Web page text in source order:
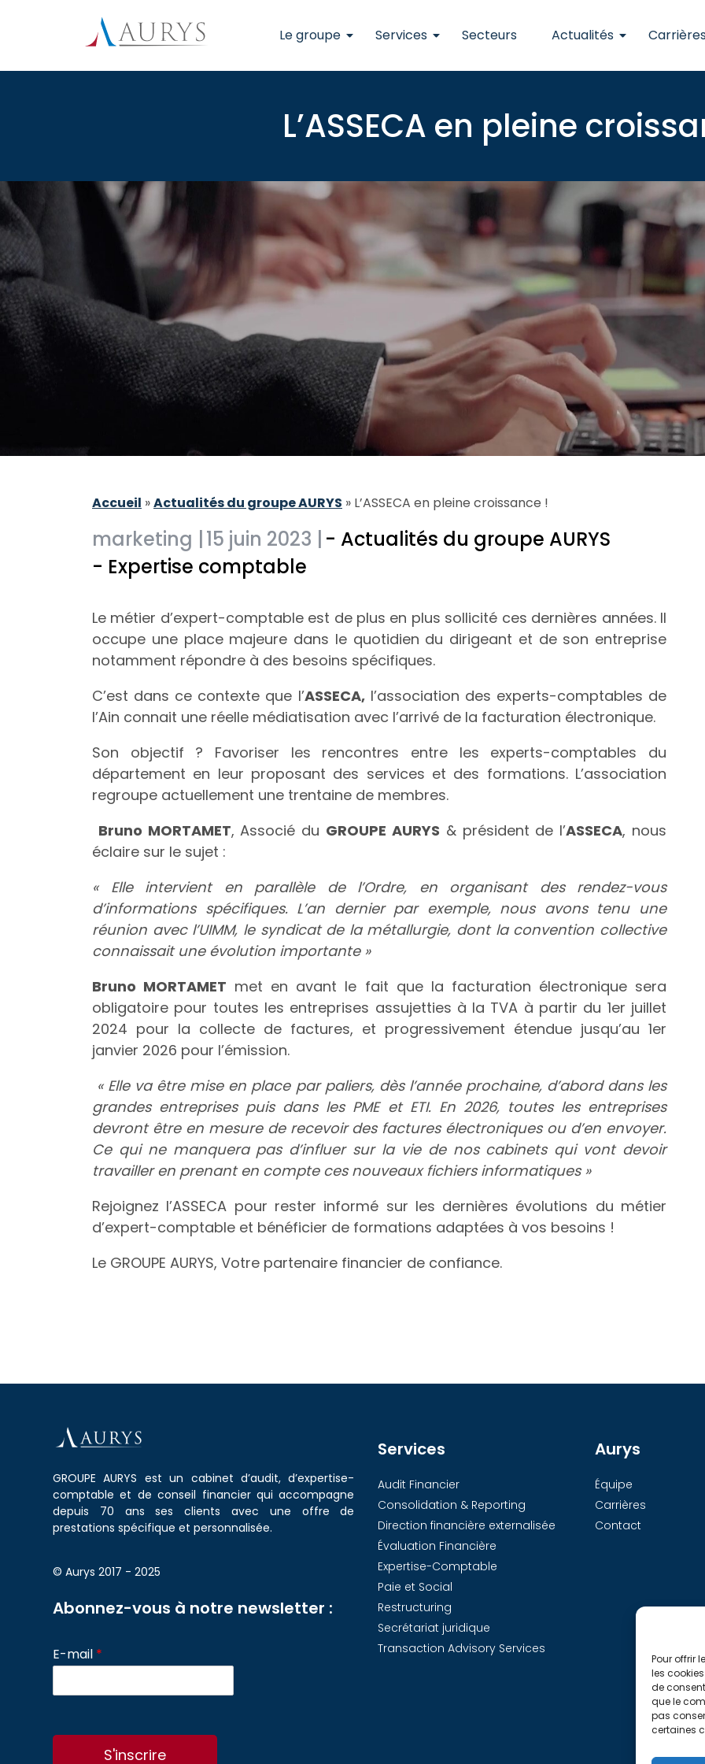
Pour offrir
les
de
que le
pas
certaines
Le groupe Services Secteurs Actualités
L’ASSECA en pleine
Accueil »Actualités du groupe AURYS » L’ASSECA en pleine croissance !
marketing |15 juin 2023 | - Actualités du groupe AURYS
- Expertise comptable
Le métier d’expert-comptable est de plus en plus sollicité ces dernières années. Il
occupe une place majeure dans le quotidien du dirigeant et de son entreprise
notamment répondre à des besoins spécifiques.
C’est dans ce contexte que l’ASSECA,l’association des experts-comptables de
l’Ain connait une réelle médiatisation avec l’arrivé de la facturation électronique.
Son objectif ? Favoriser les rencontres entre les experts-comptables du
département en leur proposant des services et des formations. L’association
regroupe actuellement une trentaine de membres.
Bruno MORTAMET, Associé du GROUPE AURYS & président de l’ASSECA, nous
éclaire sur le sujet :
« Elle intervient en parallèle de l’Ordre, en organisant des rendez-vous
d’informations spécifiques. L’an dernier par exemple, nous avons tenu une
réunion avec l’UIMM, le syndicat de la métallurgie, dont la convention collective
connaissait une évolution importante »
Bruno MORTAMET met en avant le fait que la facturation électronique sera
obligatoire pour toutes les entreprises assujetties à la TVA à partir du 1er juillet
2024 pour la collecte de factures, et progressivement étendue jusqu’au 1er
janvier 2026 pour l’émission.
« Elle va être mise en place par paliers, dès l’année prochaine, d’abord dans les
grandes entreprises puis dans les PME et ETI. En 2026, toutes les entreprises
devront être en mesure de recevoir des factures électroniques ou d’en envoyer.
Ce qui ne manquera pas d’influer sur la vie de nos cabinets qui vont devoir
travailler en prenant en compte ces nouveaux fichiers informatiques »
Rejoignez l’ASSECA pour rester informé sur les dernières évolutions du métier
d’expert-comptable et bénéficier de formations adaptées à vos besoins !
Le GROUPE AURYS, Votre partenaire financier de confiance.
GROUPE AURYS est un cabinet d’audit, d’expertise-
comptable et de conseil financier qui accompagne
depuis 70 ans ses clients avec une offre de
prestations spécifique et personnalisée.
© Aurys 2017 - 2025
Abonnez-vous à notre newsletter :
E-mail *
S'inscrire
Services
Audit Financier
Consolidation & Reporting
Direction financière externalisée
Évaluation Financière
Expertise-Comptable
Paie et Social
Restructuring
Secrétariat juridique
Transaction Advisory Services
Aurys
Équipe
Carrières
Contact